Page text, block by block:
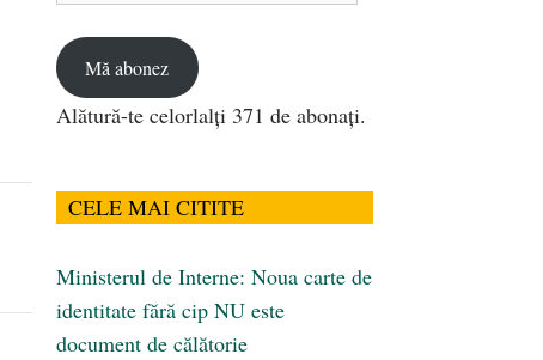
Mă abonez
Alătură-te celorlalți 371 de abonați.
CELE MAI CITITE
Ministerul de Interne: Noua carte de
identitate fără cip NU este
document de călătorie